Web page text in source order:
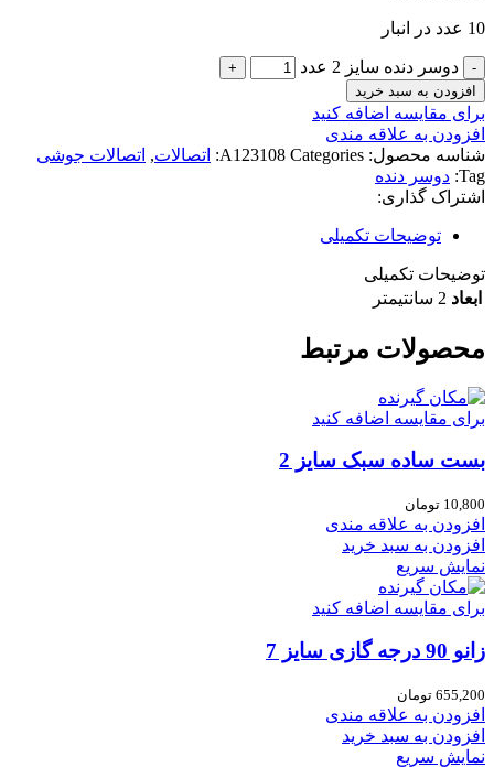
10 عدد در انبار
دوسر دنده سایز 2 عدد
افزودن به سبد خرید
برای مقایسه اضافه کنید
افزودن به علاقه مندی
شناسه محصول:
A123108 Categories: اتصالات, اتصالات جوشی
Tag: دوسر دنده
اشتراک گذاری:
توضیحات تکمیلی
توضیحات تکمیلی
ابعاد 2 سانتیمتر
محصولات مرتبط
برای مقایسه اضافه کنید
بست ساده سبک سایز 2
10,800 تومان
افزودن به علاقه مندی
افزودن به سبد خرید
نمایش سریع
برای مقایسه اضافه کنید
زانو 90 درجه گازی سایز 7
655,200 تومان
افزودن به علاقه مندی
افزودن به سبد خرید
نمایش سریع